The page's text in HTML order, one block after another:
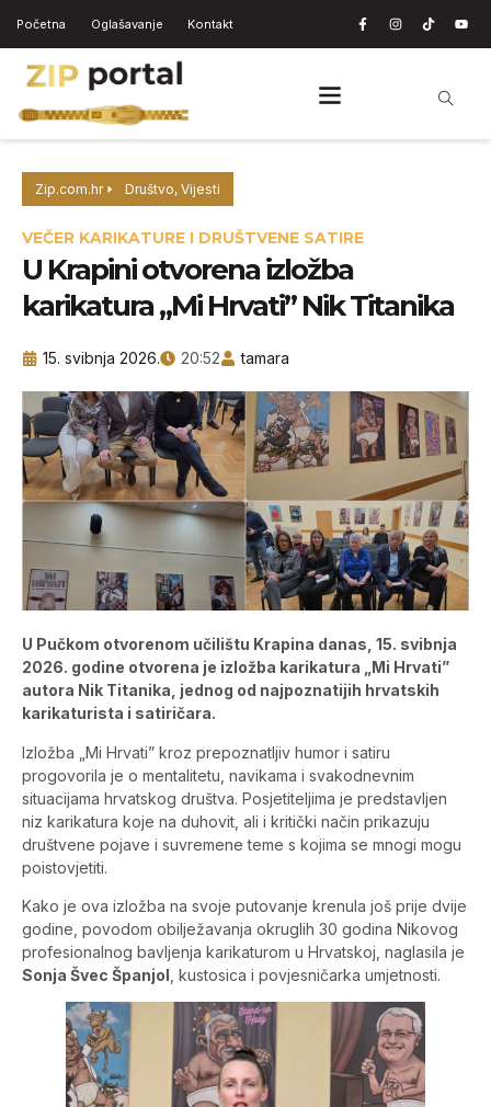
Početna Oglašavanje Kontakt
Zip.com.hr Društvo, Vijesti
VEČER KARIKATURE I DRUŠTVENE SATIRE
U Krapini otvorena izložba
karikatura „Mi Hrvati” Nik Titanika
15. svibnja 2026. 20:52 tamara
U Pučkom otvorenom učilištu Krapina danas, 15. svibnja
2026. godine otvorena je izložba karikatura „Mi Hrvati”
autora Nik Titanika, jednog od najpoznatijih hrvatskih
karikaturista i satiričara.
Izložba „Mi Hrvati” kroz prepoznatljiv humor i satiru
progovorila je o mentalitetu, navikama i svakodnevnim
situacijama hrvatskog društva. Posjetiteljima je predstavljen
niz karikatura koje na duhovit, ali i kritički način prikazuju
društvene pojave i suvremene teme s kojima se mnogi mogu
poistovjetiti.
Kako je ova izložba na svoje putovanje krenula još prije dvije
godine, povodom obilježavanja okruglih 30 godina Nikovog
profesionalnog bavljenja karikaturom u Hrvatskoj, naglasila je
Sonja Švec Španjol , kustosica i povjesničarka umjetnosti.